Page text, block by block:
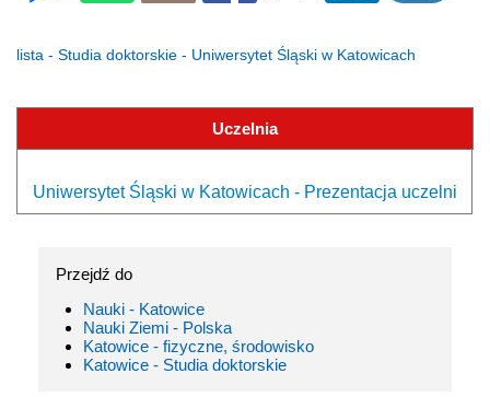
lista - Studia doktorskie - Uniwersytet Śląski w Katowicach
Uczelnia
Uniwersytet Śląski w Katowicach - Prezentacja uczelni
Przejdź do
Nauki - Katowice
Nauki Ziemi - Polska
Katowice - fizyczne, środowisko
Katowice - Studia doktorskie